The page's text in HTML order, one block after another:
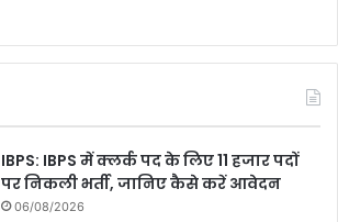
IBPS: IBPS में क्लर्क पद के लिए 11 हजार पदों
पर निकली भर्ती, जानिए कैसे करें आवेदन
06/08/2026